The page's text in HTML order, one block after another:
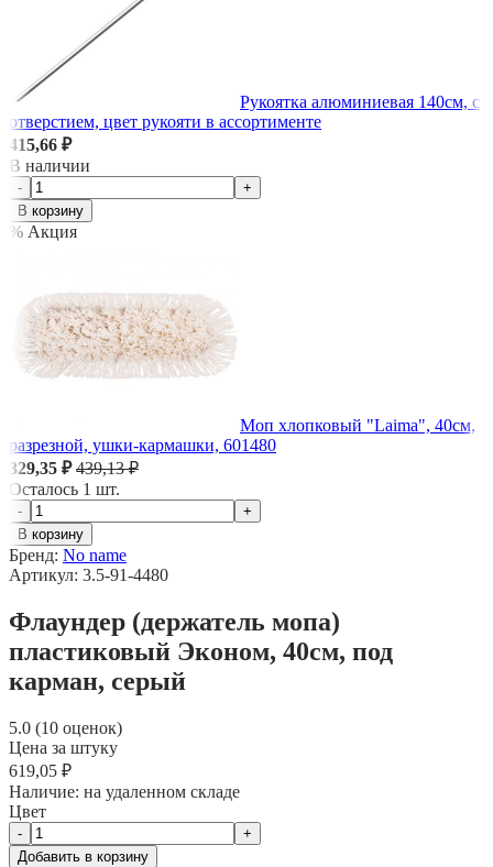
Рукоятка алюминиевая 140см, с
отверстием, цвет рукояти в ассортименте
415,66 ₽
В наличии
-
+
В корзину
% Акция
Моп хлопковый "Laima", 40см,
разрезной, ушки-кармашки, 601480
329,35 ₽439,13 ₽
Осталось 1 шт.
-
+
В корзину
Бренд: No name
Артикул: 3.5-91-4480
Флаундер (держатель мопа)
пластиковый Эконом, 40см, под
карман, серый
5.0 (10 оценок)
Цена за штуку
619,05 ₽
Наличие: на удаленном складе
Цвет
-
+
Добавить в корзину